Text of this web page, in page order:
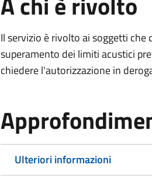
Il servizio è rivolto ai soggetti
superamento dei limiti acustici
chiedere l'autorizzazione in
Ulteriori informazioni